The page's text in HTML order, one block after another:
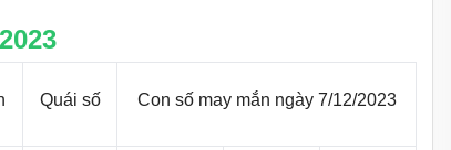
Quái số Con số may mắn ngày 7/12/2023